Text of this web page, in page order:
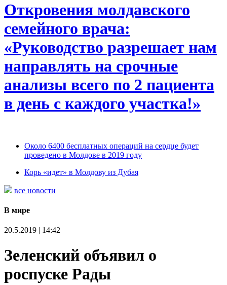
Откровения молдавского
семейного врача:
«Руководство разрешает нам
направлять на срочные
анализы всего по 2 пациента
в день с каждого участка!»
Около 6400 бесплатных операций на сердце будет
проведено в Молдове в 2019 году
Корь «идет» в Молдову из Дубая
все новости
В мире
20.5.2019 | 14:42
Зеленский объявил о
роспуске Рады